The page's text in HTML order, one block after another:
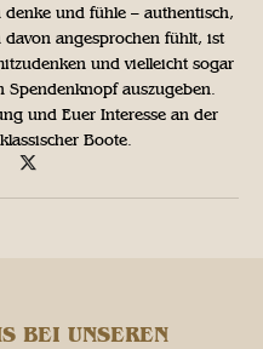
und fühle – authentisch,
angesprochen fühlt, ist
und vielleicht sogar
auszugeben.
und Euer Interesse an der
Boote.
BEI UNSEREN